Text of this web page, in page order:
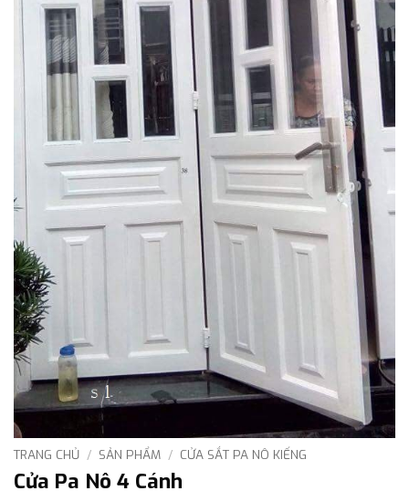
TRANG CHỦ / SẢN PHẨM / CỬA SẮT PA NÔ KIẾNG
Cửa Pa Nô 4 Cánh